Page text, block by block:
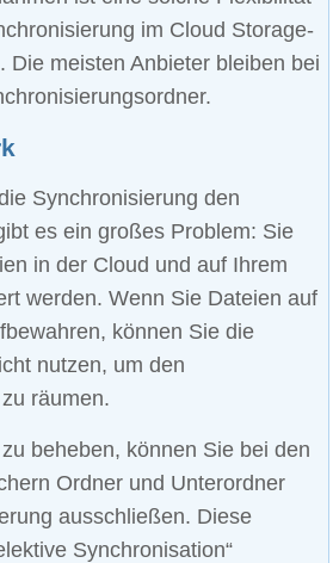
im Cloud Storage-
Die meisten Anbieter bleiben bei
Synchronisierung den
es ein großes Problem: Sie
in der Cloud und auf Ihrem
werden. Wenn Sie Dateien auf
können Sie die
nutzen, um den
räumen.
beheben, können Sie bei den
Ordner und Unterordner
ausschließen. Diese
Synchronisation“